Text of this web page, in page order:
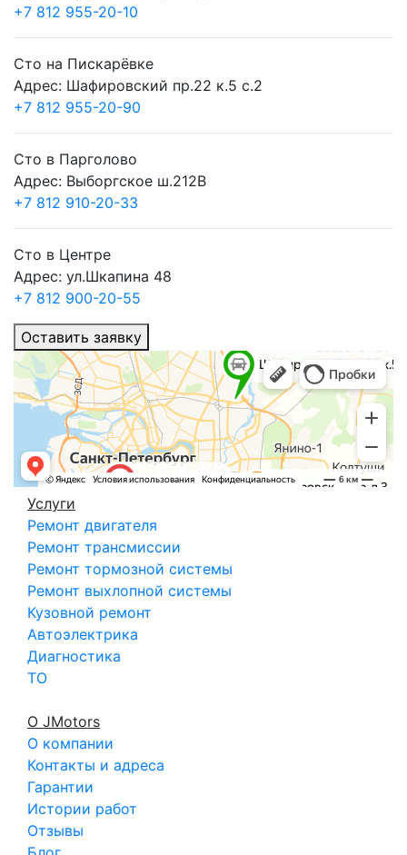
+7 812 955-20-10
Сто на Пискарёвке
Адрес: Шафировский пр.22 к.5 с.2
+7 812 955-20-90
Сто в Парголово
Адрес: Выборгское ш.212В
+7 812 910-20-33
Сто в Центре
Адрес: ул.Шкапина 48
+7 812 900-20-55
Оставить заявку
Услуги
Ремонт двигателя
Ремонт трансмиссии
Ремонт тормозной системы
Ремонт выхлопной системы
Кузовной ремонт
Автоэлектрика
Диагностика
ТО
О JMotors
О компании
Контакты и адреса
Гарантии
Истории работ
Отзывы